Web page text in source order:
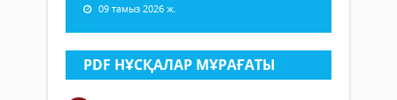
09 тамыз 2026 ж.
PDF НҰСҚАЛАР МҰРАҒАТЫ